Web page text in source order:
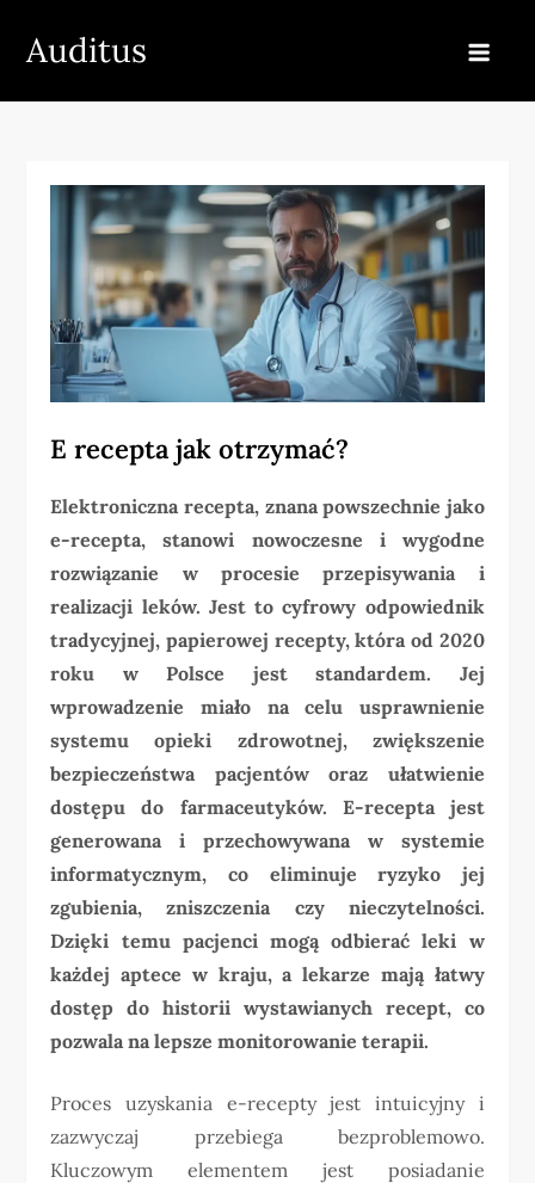
Auditus
E recepta jak otrzymać?
Elektroniczna recepta, znana powszechnie jako
e-recepta, stanowi nowoczesne i wygodne
rozwiązanie w procesie przepisywania i
realizacji leków. Jest to cyfrowy odpowiednik
tradycyjnej, papierowej recepty, która od 2020
roku w Polsce jest standardem. Jej
wprowadzenie miało na celu usprawnienie
systemu opieki zdrowotnej, zwiększenie
bezpieczeństwa pacjentów oraz ułatwienie
dostępu do farmaceutyków. E-recepta jest
generowana i przechowywana w systemie
informatycznym, co eliminuje ryzyko jej
zgubienia, zniszczenia czy nieczytelności.
Dzięki temu pacjenci mogą odbierać leki w
każdej aptece w kraju, a lekarze mają łatwy
dostęp do historii wystawianych recept, co
pozwala na lepsze monitorowanie terapii.
Proces uzyskania e-recepty jest intuicyjny i
zazwyczaj przebiega bezproblemowo.
Kluczowym elementem jest posiadanie